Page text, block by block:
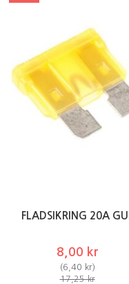
FLADSIKRING 20A GUL
8,00 kr
(6,40 kr)
17,25 kr